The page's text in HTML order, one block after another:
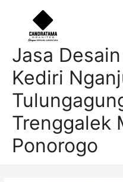
Jasa
Kediri
Trenggalek
Ponorogo
navigation